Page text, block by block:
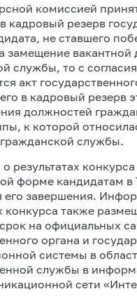
комиссией
кадровый резерв
не ставшего
замещение вакантной
службы, то с
акт
в кадровый резерв
должностей
к которой
службы.
результатах
форме кандидатам в
его завершения.
конкурса также
на официальных
органа и
системы в
службы в
сети